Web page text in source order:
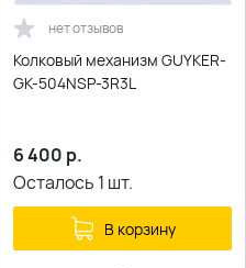
нет отзывов
Колковый механизм GUYKER-
GK-504NSP-3R3L
6 400 р.
Осталось 1 шт.
В корзину